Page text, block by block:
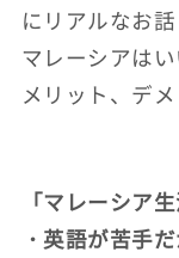
にリアルなお話
マレーシアは
メリット、デ
「マレーシア
・英語が苦手